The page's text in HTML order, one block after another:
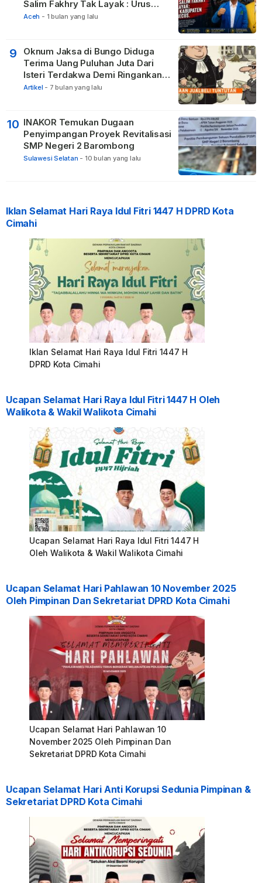
Salim Fakhry Tak Layak : Urus
Kabupaten Tak Becus.
Aceh - 1 bulan yang lalu
9
Oknum Jaksa di Bungo Diduga
Terima Uang Puluhan Juta Dari
Isteri Terdakwa Demi Ringankan
Hukuman
Artikel - 7 bulan yang lalu
10 INAKOR Temukan Dugaan
Penyimpangan Proyek Revitalisasi
SMP Negeri 2 Barombong
Sulawesi Selatan - 10 bulan yang lalu
Iklan Selamat Hari Raya Idul Fitri 1447 H DPRD Kota
Cimahi
Iklan Selamat Hari Raya Idul Fitri 1447 H
DPRD Kota Cimahi
Ucapan Selamat Hari Raya Idul Fitri 1447 H Oleh
Walikota & Wakil Walikota Cimahi
Ucapan Selamat Hari Raya Idul Fitri 1447 H
Oleh Walikota & Wakil Walikota Cimahi
Ucapan Selamat Hari Pahlawan 10 November 2025
Oleh Pimpinan Dan Sekretariat DPRD Kota Cimahi
Ucapan Selamat Hari Pahlawan 10
November 2025 Oleh Pimpinan Dan
Sekretariat DPRD Kota Cimahi
Ucapan Selamat Hari Anti Korupsi Sedunia Pimpinan &
Sekretariat DPRD Kota Cimahi